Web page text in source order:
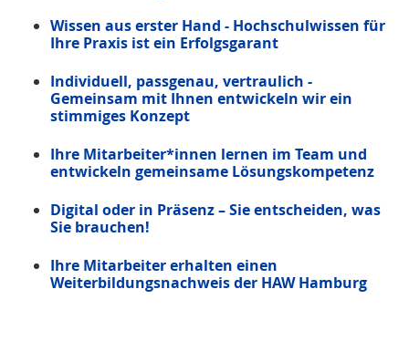
Wissen aus erster Hand - Hochschulwissen für
Ihre Praxis ist ein Erfolgsgarant
Individuell, passgenau, vertraulich -
Gemeinsam mit Ihnen entwickeln wir ein
stimmiges Konzept
Ihre Mitarbeiter*innen lernen im Team und
entwickeln gemeinsame Lösungskompetenz
Digital oder in Präsenz – Sie entscheiden, was
Sie brauchen!
Ihre Mitarbeiter erhalten einen
Weiterbildungsnachweis der HAW Hamburg